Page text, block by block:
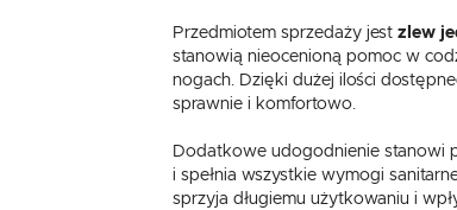
Przedmiotem sprzedaży jest zlew
stanowią nieocenioną pomoc w
nogach. Dzięki dużej ilości
sprawnie i komfortowo.
Dodatkowe udogodnienie stanowi
i spełnia wszystkie wymogi
sprzyja długiemu użytkowaniu i